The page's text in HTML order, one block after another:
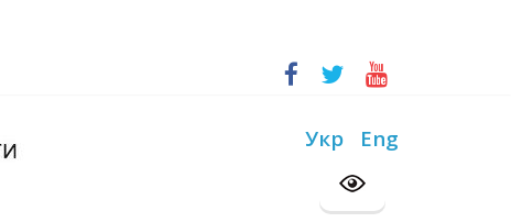
конкурс “Шкільна бібліотека”
на 2026/2027 н. р.
Укр Eng